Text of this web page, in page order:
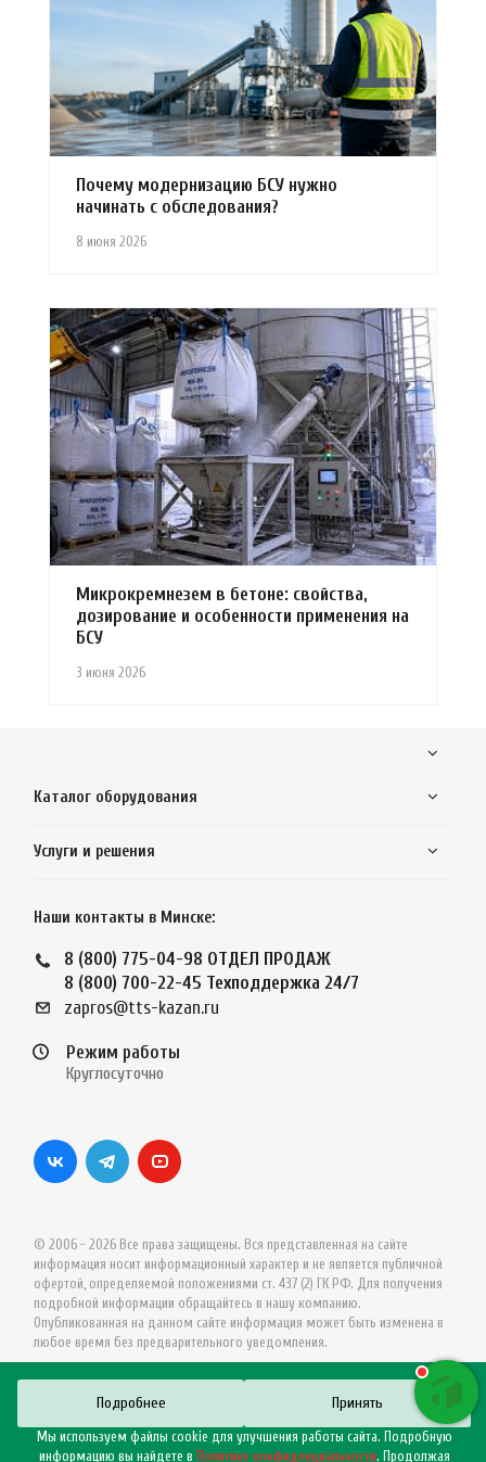
8 июня 2026
Почему модернизацию БСУ нужно
начинать с обследования?
3 июня 2026
Микрокремнезем в бетоне: свойства,
дозирование и особенности применения на
БСУ
Каталог оборудования
Услуги и решения
Наши контакты в Минске:
8 (800) 775-04-98 ОТДЕЛ ПРОДАЖ
8 (800) 700-22-45 Техподдержка 24/7
zapros@tts-kazan.ru
Режим работы
Круглосуточно
© 2006 - 2026 Все права защищены. Вся представленная на сайте
информация носит информационный характер и не является публичной
офертой, определяемой положениями ст. 437 (2) ГК РФ. Для получения
подробной информации обращайтесь в нашу компанию.
Опубликованная на данном сайте информация может быть изменена в
любое время без предварительного уведомления.
Подробнее Принять
Мы используем файлы cookie для улучшения работы сайта. Подробную
информацию вы найдете в Политике конфиденциальности. Продолжая